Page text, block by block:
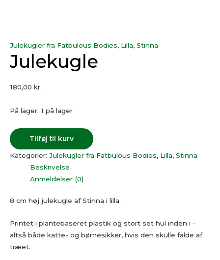
Julekugler fra Fatbulous Bodies, Lilla, Stinna
Julekugle
180,00 kr.
På lager: 1 på lager
Tilføj til kurv
Kategorier: Julekugler fra Fatbulous Bodies, Lilla, Stinna
Beskrivelse
Anmeldelser (0)
8 cm høj julekugle af Stinna i lilla.
Printet i plantebaseret plastik og stort set hul inden i –
altså både katte- og børnesikker, hvis den skulle falde af
træet.